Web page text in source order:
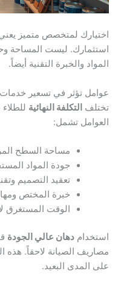
اختيارك لمتخصص متميز
استثمارك. ليست المساحة
المواد والخبرة التقنية أيضاً.
عوامل تؤثر في تسعير خدمات
تختلف التكلفة النهائية
العوامل تشمل:
مساحة السطح
جودة المواد
تعقيد التصميم
خبرة المختص
الوقت المستغرق
استخدام دهان عالي الجودة
مصاريف الصيانة لاحقاً. هذه
على المدى البعيد.